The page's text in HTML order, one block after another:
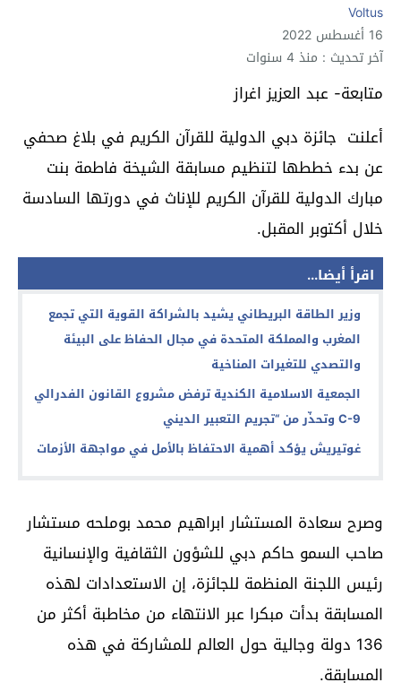
Voltus
16 أغسطس 2022
آخر تحديث : منذ 4 سنوات
متابعة- عبد العزيز اغراز
أعلنت جائزة دبي الدولية للقرآن الكريم في بلاغ صحفي
عن بدء خططها لتنظيم مسابقة الشيخة فاطمة بنت
مبارك الدولية للقرآن الكريم للإناث في دورتها السادسة
خلال أكتوبر المقبل.
اقرأ أيضا...
وزير الطاقة البريطاني يشيد بالشراكة القوية التي تجمع
المغرب والمملكة المتحدة في مجال الحفاظ على البيئة
والتصدي للتغيرات المناخية
الجمعية الاسلامية الكندية ترفض مشروع القانون الفدرالي
C-9 وتحذّر من “تجريم التعبير الديني
غوتيريش يؤكد أهمية الاحتفاظ بالأمل في مواجهة الأزمات
وصرح سعادة المستشار ابراهيم محمد بوملحه مستشار
صاحب السمو حاكم دبي للشؤون الثقافية والإنسانية
رئيس اللجنة المنظمة للجائزة، إن الاستعدادات لهذه
المسابقة بدأت مبكرا عبر الانتهاء من مخاطبة أكثر من
136 دولة وجالية حول العالم للمشاركة في هذه
المسابقة.